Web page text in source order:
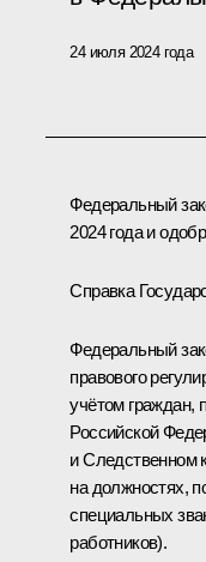
24 июля 2024 года
Федеральный
2024 года и
Справка
Федеральный
правового
учётом граждан,
Российской
и Следственном
на должностях,
специальных
работников).